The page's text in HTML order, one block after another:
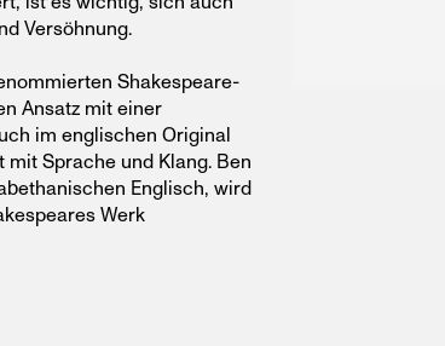
Versöhnung.
Shakespeare-
Ansatz mit einer
im englischen Original
Sprache und Klang. Ben
Englisch, wird
Werk